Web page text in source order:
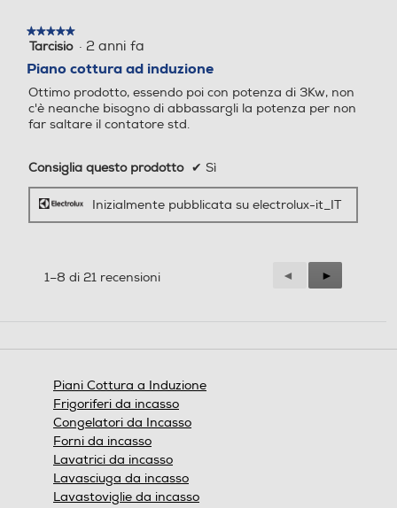
★★★★★
★★★★★
5
stelle.
Tarcisio · 2 anni fa
Piano cottura ad induzione
Ottimo prodotto, essendo poi con potenza di 3Kw, non
c'è neanche bisogno di abbassargli la potenza per non
far saltare il contatore std.
Consiglia questo prodotto ✔ Sì
Inizialmente pubblicata su electrolux-it_IT
1–8 di 21 recensioni
Precedente
Reviews
◄
Successiva
Reviews
►
Piani Cottura a Induzione
Frigoriferi da incasso
Congelatori da Incasso
Forni da incasso
Lavatrici da incasso
Lavasciuga da incasso
Lavastoviglie da incasso